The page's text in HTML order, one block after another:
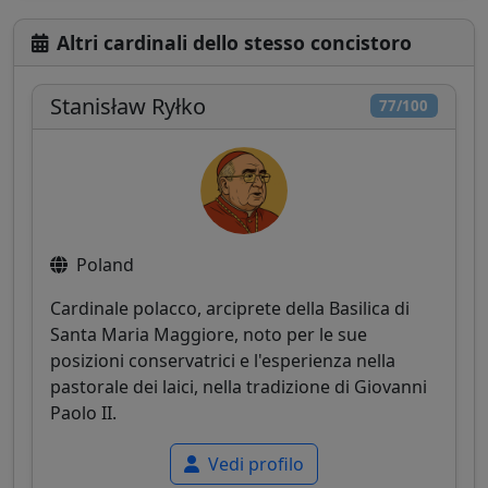
Altri cardinali dello stesso concistoro
77/100
Stanisław Ryłko
Poland
Cardinale polacco, arciprete della Basilica di
Santa Maria Maggiore, noto per le sue
posizioni conservatrici e l'esperienza nella
pastorale dei laici, nella tradizione di Giovanni
Paolo II.
Vedi profilo